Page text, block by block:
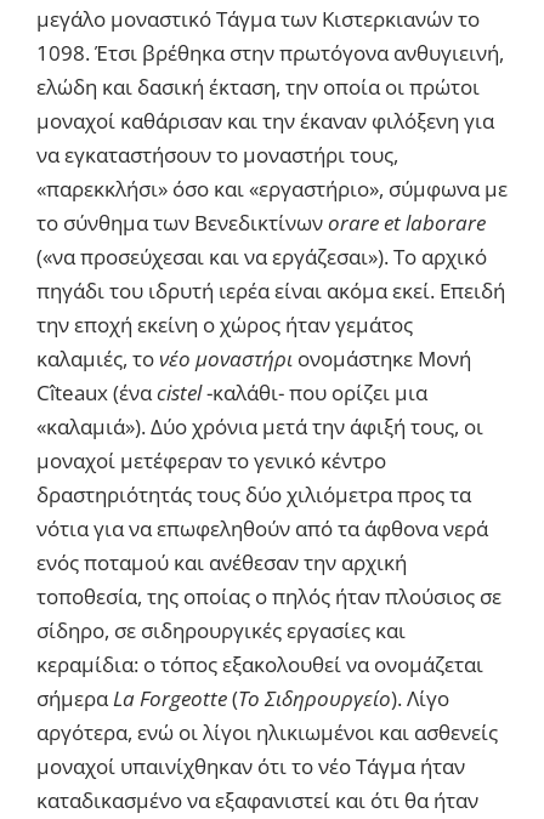
μεγάλο μοναστικό Τάγμα των Κιστερκιανών το
1098. Έτσι βρέθηκα στην πρωτόγονα ανθυγιεινή,
ελώδη και δασική έκταση, την οποία οι πρώτοι
μοναχοί καθάρισαν και την έκαναν φιλόξενη για
να εγκαταστήσουν το μοναστήρι τους,
«παρεκκλήσι» όσο και «εργαστήριο», σύμφωνα με
το σύνθημα των Βενεδικτίνωνorareetlaborare
(«να προσεύχεσαι και να εργάζεσαι»). Το αρχικό
πηγάδι του ιδρυτή ιερέα είναι ακόμα εκεί. Επειδή
την εποχή εκείνη ο χώρος ήταν γεμάτος
καλαμιές, τονέο μοναστήρι ονομάστηκε Μονή
Cîteaux (έναcistel-καλάθι- που ορίζει μια
«καλαμιά»). Δύο χρόνια μετά την άφιξή τους, οι
μοναχοί μετέφεραν το γενικό κέντρο
δραστηριότητάς τους δύο χιλιόμετρα προς τα
νότια για να επωφεληθούν από τα άφθονα νερά
ενός ποταμού και ανέθεσαν την αρχική
τοποθεσία, της οποίας ο πηλός ήταν πλούσιος σε
σίδηρο, σε σιδηρουργικές εργασίες και
κεραμίδια: ο τόπος εξακολουθεί να ονομάζεται
σήμεραLaForgeotte(Το Σιδηρουργείο). Λίγο
αργότερα, ενώ οι λίγοι ηλικιωμένοι και ασθενείς
μοναχοί υπαινίχθηκαν ότι το νέο Τάγμα ήταν
καταδικασμένο να εξαφανιστεί και ότι θα ήταν